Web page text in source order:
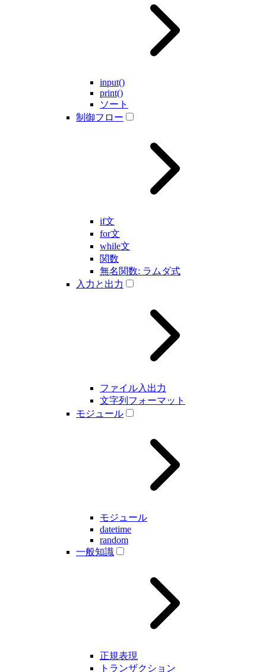
input()
print()
ソート
制御フロー
if文
for文
while文
関数
無名関数: ラムダ式
入力と出力
ファイル入出力
文字列フォーマット
モジュール
モジュール
datetime
random
一般知識
正規表現
トランザクション